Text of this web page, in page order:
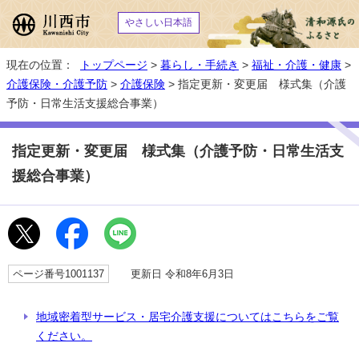
やさしい日本語
現在の位置： トップページ > 暮らし・手続き > 福祉・介護・健康 >
介護保険・介護予防 > 介護保険 > 指定更新・変更届 様式集（介護
予防・日常生活支援総合事業）
指定更新・変更届 様式集（介護予防・日常生活支
援総合事業）
ページ番号1001137 更新日 令和8年6月3日
地域密着型サービス・居宅介護支援についてはこちらをご覧
ください。